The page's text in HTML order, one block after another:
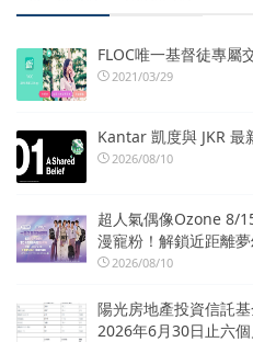
FLOC唯一基督徒專屬
2021/03/29
Kantar 凱度與 JKR
2026/08/10
超人氣偶像Ozone 8/
漫寵粉！解鎖近距離夢
2026/08/10
陽光房地產投資信託
2026年6月30日止六